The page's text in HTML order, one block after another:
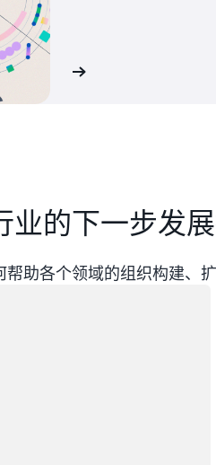
阅读全文
业的下一步发
帮助各个领域的组织构建、扩